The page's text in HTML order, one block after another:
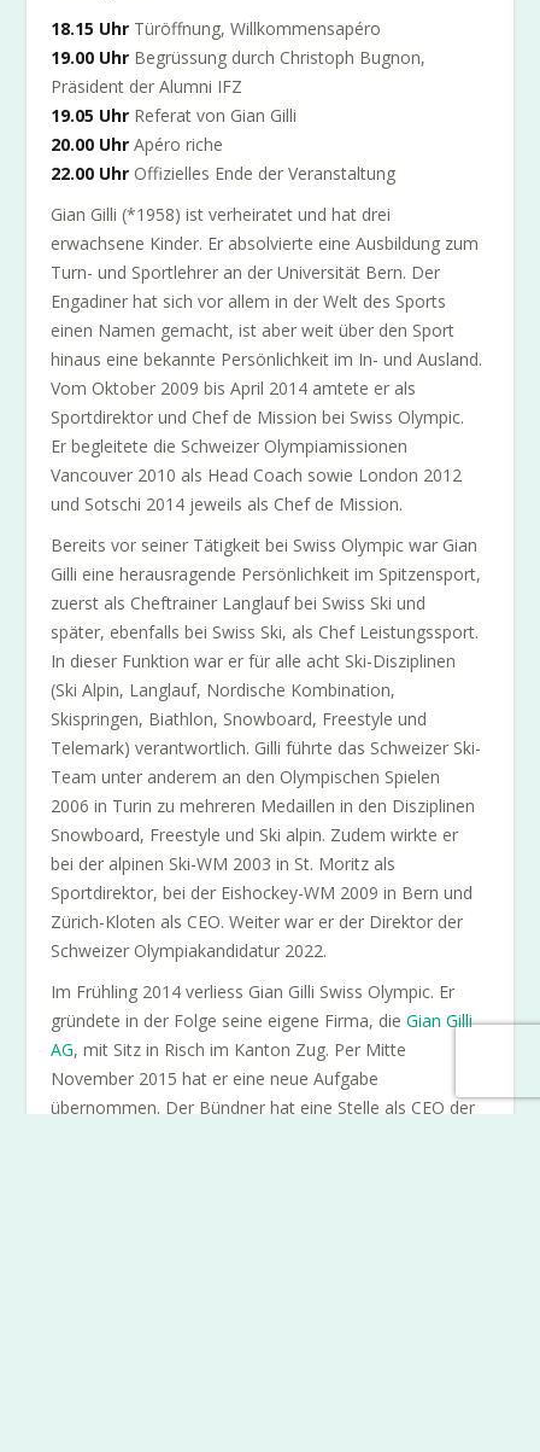
18.15 Uhr Türöffnung, Willkommensapéro
19.00 Uhr Begrüssung durch Christoph Bugnon,
Präsident der Alumni IFZ
19.05 Uhr Referat von Gian Gilli
20.00 Uhr Apéro riche
22.00 Uhr Offizielles Ende der Veranstaltung
Gian Gilli (*1958) ist verheiratet und hat drei
erwachsene Kinder. Er absolvierte eine Ausbildung zum
Turn- und Sportlehrer an der Universität Bern. Der
Engadiner hat sich vor allem in der Welt des Sports
einen Namen gemacht, ist aber weit über den Sport
hinaus eine bekannte Persönlichkeit im In- und Ausland.
Vom Oktober 2009 bis April 2014 amtete er als
Sportdirektor und Chef de Mission bei Swiss Olympic.
Er begleitete die Schweizer Olympiamissionen
Vancouver 2010 als Head Coach sowie London 2012
und Sotschi 2014 jeweils als Chef de Mission.
Bereits vor seiner Tätigkeit bei Swiss Olympic war Gian
Gilli eine herausragende Persönlichkeit im Spitzensport,
zuerst als Cheftrainer Langlauf bei Swiss Ski und
später, ebenfalls bei Swiss Ski, als Chef Leistungssport.
In dieser Funktion war er für alle acht Ski-Disziplinen
(Ski Alpin, Langlauf, Nordische Kombination,
Skispringen, Biathlon, Snowboard, Freestyle und
Telemark) verantwortlich. Gilli führte das Schweizer Ski-
Team unter anderem an den Olympischen Spielen
2006 in Turin zu mehreren Medaillen in den Disziplinen
Snowboard, Freestyle und Ski alpin. Zudem wirkte er
bei der alpinen Ski-WM 2003 in St. Moritz als
Sportdirektor, bei der Eishockey-WM 2009 in Bern und
Zürich-Kloten als CEO. Weiter war er der Direktor der
Schweizer Olympiakandidatur 2022.
Im Frühling 2014 verliess Gian Gilli Swiss Olympic. Er
gründete in der Folge seine eigene Firma, dieGian Gilli
AG, mit Sitz in Risch im Kanton Zug. Per Mitte
November 2015 hat er eine neue Aufgabe
übernommen. Der Bündner hat eine Stelle als CEO der